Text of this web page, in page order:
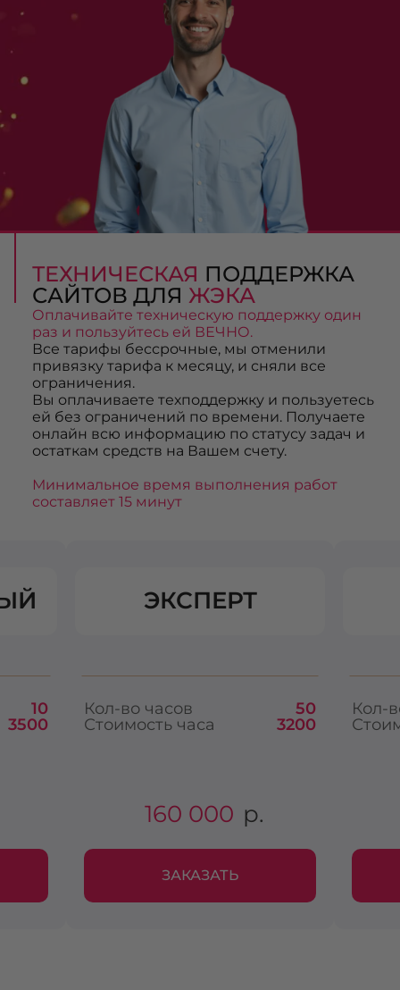
ТЕХНИЧЕСКАЯ ПОДДЕРЖКА
САЙТОВ ДЛЯ ЖЭКА
Оплачивайте техническую поддержку один
раз и пользуйтесь ей ВЕЧНО.
Все тарифы бессрочные, мы отменили
привязку тарифа к месяцу, и сняли все
ограничения.
Вы оплачиваете техподдержку и пользуетесь
ей без ограничений по времени. Получаете
онлайн всю информацию по статусу задач и
остаткам средств на Вашем счету.
Минимальное время выполнения работ
составляет 15 минут
10
3500
ЭКСПЕРТ
Кол-во часов
50
Стоимость часа
3200
160 000 р.
ЗАКАЗАТЬ
Кол-